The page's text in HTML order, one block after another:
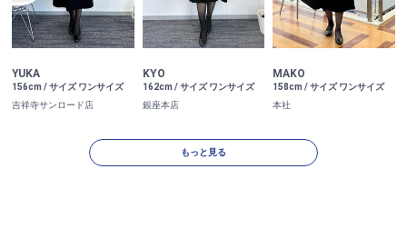
YUKA
156cm / サイズ ワンサイズ
吉祥寺サンロード店
KYO
162cm / サイズ ワンサイズ
銀座本店
MAKO
158cm / サイズ ワンサイズ
本社
もっと見る